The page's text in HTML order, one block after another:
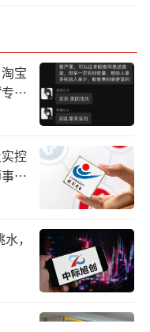
款新型佐剂技术长
断。公司核心产
为中国首个采用
，公司呼吸道合
入III期临床试验阶
国产RSV疫苗。
全球疫苗佐剂
公司。
疫苗预期的上市
苗以及RSV疫苗
宝
挑
控
务
，